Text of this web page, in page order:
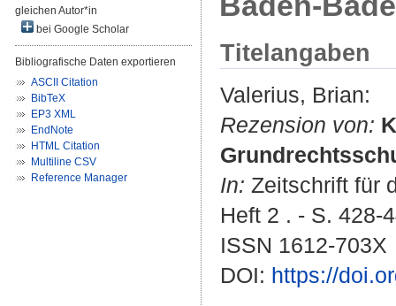
gleichen Autor*in
bei Google Scholar
Bibliografische Daten exportieren
ASCII Citation
BibTeX
EP3 XML
EndNote
HTML Citation
Multiline CSV
Reference Manager
Titelangaben
Valerius, Brian:
Rezension von:
In: Zeitschrift für
Heft 2 . - S. 428-
ISSN 1612-703X
DOI: https://